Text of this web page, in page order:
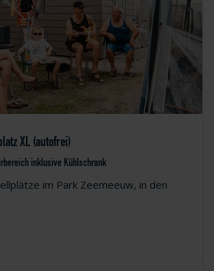
XL (autofrei)
inklusive Kühlschrank
im Park Zeemeeuw, in den